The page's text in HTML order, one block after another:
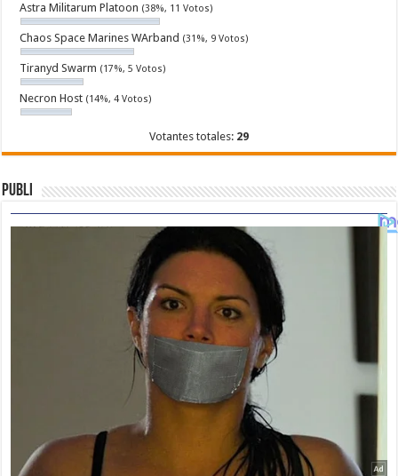
Astra Militarum Platoon (38%, 11 Votos)
Chaos Space Marines WArband (31%, 9 Votos)
Tiranyd Swarm (17%, 5 Votos)
Necron Host (14%, 4 Votos)
Votantes totales: 29
Publi